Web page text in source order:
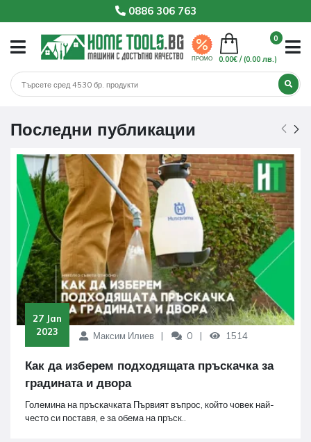
0886 306 763
ПРОМО
0
0.00€ /(0.00 лв.)
Последни публикации
Максим Илиев 0 1514
27 Jan
2023
Как да изберем подходящата пръскачка за
градината и двора
Големина на пръскачката Първият въпрос, който човек най-
често си поставя, е за обема на пръск..